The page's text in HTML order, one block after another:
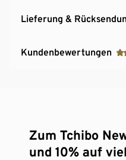
Lieferung &
Kundenbewertungen
Zum Tchibo
und 10% auf